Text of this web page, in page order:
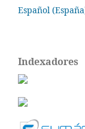
Español
Indexadores